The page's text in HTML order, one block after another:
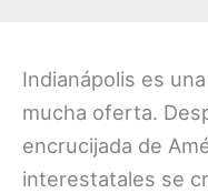
Indianápolis es
mucha oferta.
encrucijada de
interestatales se